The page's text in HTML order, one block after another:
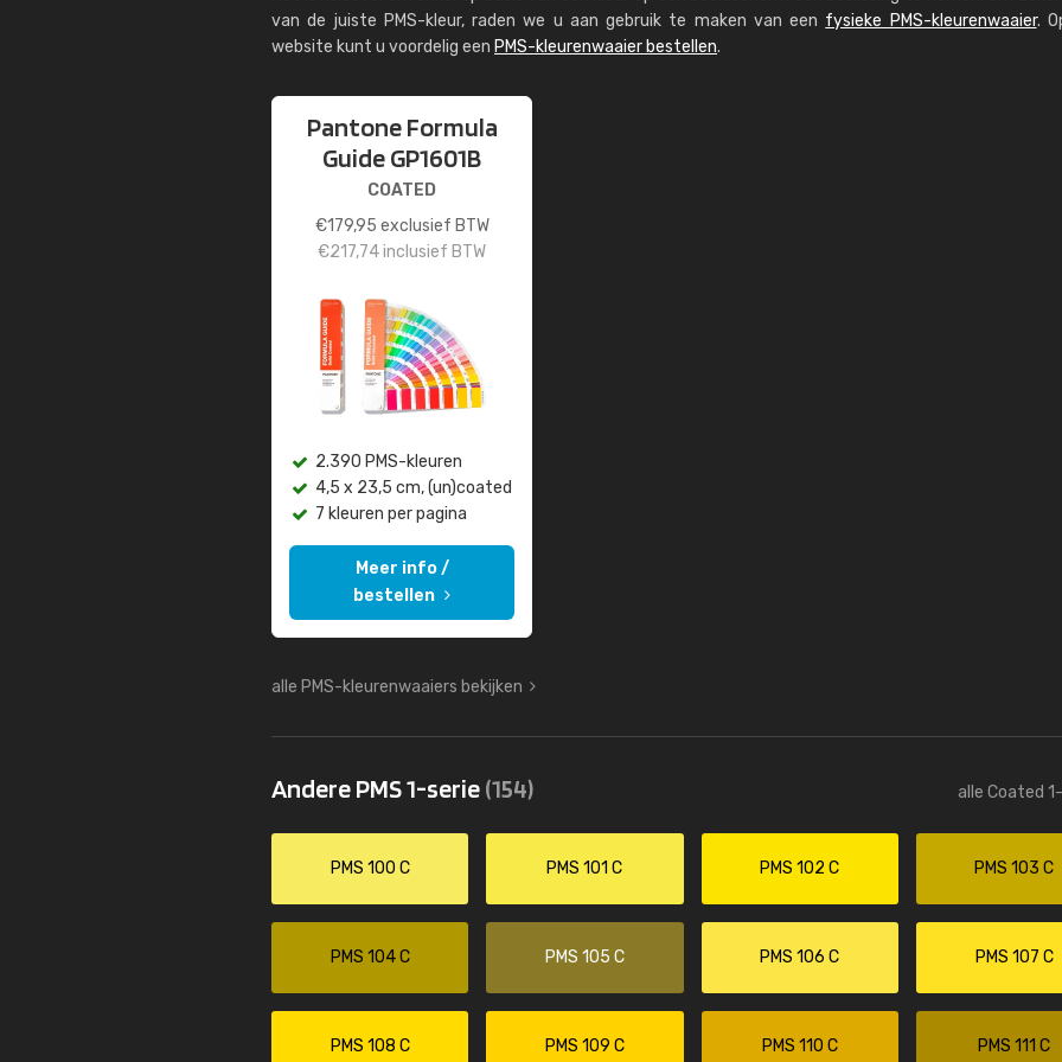
van de juiste PMS-kleur, raden we u aan gebruik te maken van een fysieke PMS-kleurenwaaier.
website kunt u voordelig een PMS-kleurenwaaier bestellen.
Pantone Formula
Guide GP1601B
COATED
€179,95 exclusief BTW
€217,74inclusief BTW
2.390 PMS-kleuren
4,5 x 23,5 cm, (un)coated
7 kleuren per pagina
Meer info /
bestellen
alle PMS-kleurenwaaiers bekijken
Andere PMS 1-serie(154) alle Coated
PMS 100 C PMS 101 C PMS 102 C PMS 103 C
PMS 104 C PMS 105 C PMS 106 C PMS 107 C
PMS 108 C PMS 109 C PMS 110 C PMS 111 C